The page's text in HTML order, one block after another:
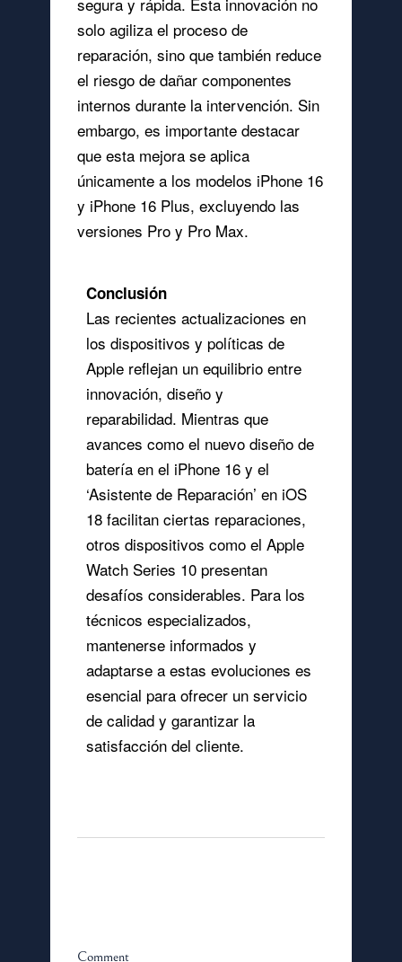
solo agiliza el proceso de
reparación, sino que también reduce
el riesgo de dañar componentes
internos durante la intervención. Sin
embargo, es importante destacar
que esta mejora se aplica
únicamente a los modelos iPhone 16
y iPhone 16 Plus, excluyendo las
versiones Pro y Pro Max.
Conclusión
Las recientes actualizaciones en
los dispositivos y políticas de
Apple reflejan un equilibrio entre
innovación, diseño y
reparabilidad. Mientras que
avances como el nuevo diseño de
batería en el iPhone 16 y el
‘Asistente de Reparación’ en iOS
18 facilitan ciertas reparaciones,
otros dispositivos como el Apple
Watch Series 10 presentan
desafíos considerables. Para los
técnicos especializados,
mantenerse informados y
adaptarse a estas evoluciones es
esencial para ofrecer un servicio
de calidad y garantizar la
satisfacción del cliente.
Comment